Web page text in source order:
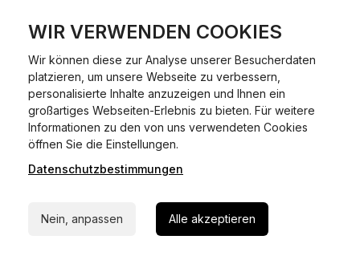
WIR VERWENDEN COOKIES
Wir können diese zur Analyse unserer Besucherdaten
platzieren, um unsere Webseite zu verbessern,
personalisierte Inhalte anzuzeigen und Ihnen ein
großartiges Webseiten-Erlebnis zu bieten. Für weitere
Informationen zu den von uns verwendeten Cookies
öffnen Sie die Einstellungen.
Datenschutzbestimmungen
Nein, anpassen Alle akzeptieren
ummelden oder abmelden kannst – inklusive Dateneingabe,
Dokumentprüfung und Bezahlung.
Welche Vorteile gibt es?
Zeitersparnis, flexible Durchführung, kein Besuch der
Behörde notwendig.
Welche Unterlagen werden benötigt?
Fahrzeugbrief, Fahrzeugschein, Ausweis oder Reisepass,
Versicherungsnachweis, falls erforderlich TÜV-Bericht.
Wie sicher ist das Verfahren?
Kann ich mein Fahrzeug online ummelden oder
abmelden?